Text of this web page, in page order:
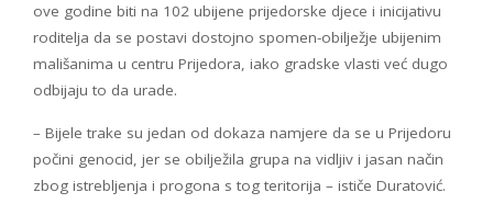
ove godine biti na 102 ubijene prijedorske djece i inicijativu
roditelja da se postavi dostojno spomen-obilježje ubijenim
mališanima u centru Prijedora, iako gradske vlasti već dugo
odbijaju to da urade.
– Bijele trake su jedan od dokaza namjere da se u Prijedoru
počini genocid, jer se obilježila grupa na vidljiv i jasan način
zbog istrebljenja i progona s tog teritorija – ističe Duratović.